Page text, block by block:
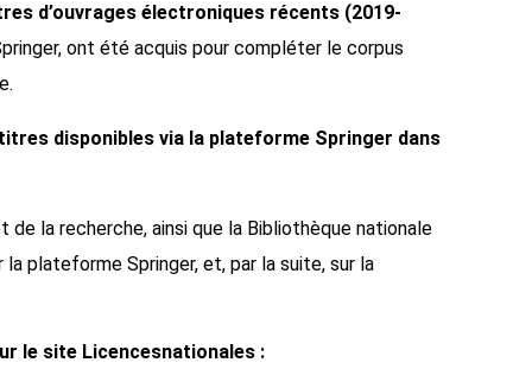
d’ouvrages électroniques récents (2019-
ont été acquis pour compléter le corpus
disponibles via la plateforme Springer dans
la recherche, ainsi que la Bibliothèque nationale
la plateforme Springer, et, par la suite, sur la
le site Licencesnationales :